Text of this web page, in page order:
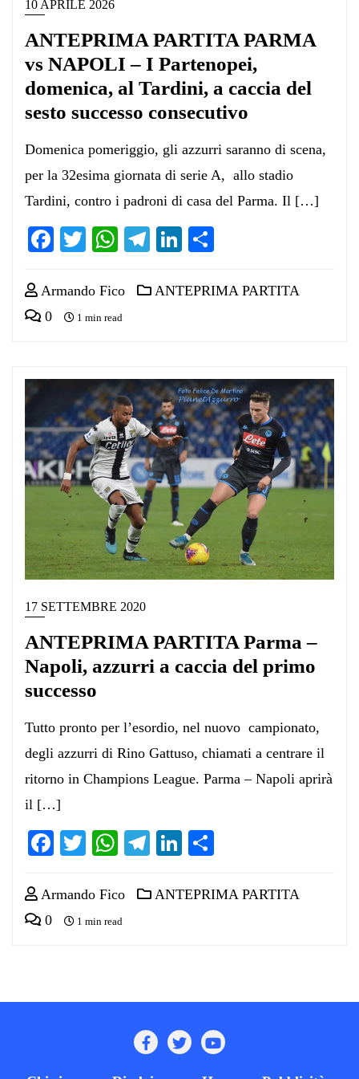
10 APRILE 2026
ANTEPRIMA PARTITA PARMA
vs NAPOLI – I Partenopei,
domenica, al Tardini, a caccia del
sesto successo consecutivo
Domenica pomeriggio, gli azzurri saranno di scena,
per la 32esima giornata di serie A, allo stadio
Tardini, contro i padroni di casa del Parma. Il […]
Facebook
TwitterWhatsApp
Telegram
LinkedIn
Armando Fico
ANTEPRIMA PARTITA
0
1 min read
17 SETTEMBRE 2020
ANTEPRIMA PARTITA Parma –
Napoli, azzurri a caccia del primo
successo
Tutto pronto per l’esordio, nel nuovo campionato,
degli azzurri di Rino Gattuso, chiamati a centrare il
ritorno in Champions League. Parma – Napoli aprirà
il […]
Facebook
TwitterWhatsApp
Telegram
LinkedIn
Armando Fico
ANTEPRIMA PARTITA
0
1 min read